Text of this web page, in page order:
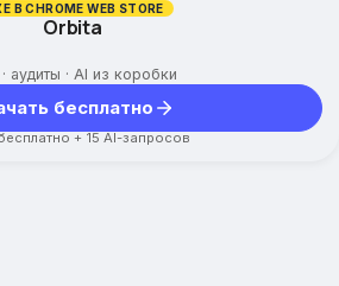
В CHROME WEB STORE
Orbita
· аудиты · AI из коробки
бесплатно
+ 15 AI-запросов